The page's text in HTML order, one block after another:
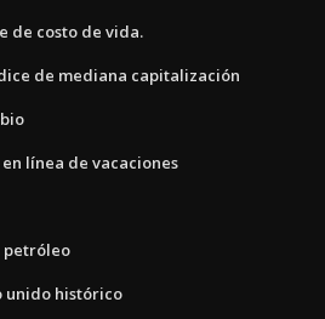
de costo de vida.
de mediana capitalización
línea de vacaciones
petróleo
unido histórico